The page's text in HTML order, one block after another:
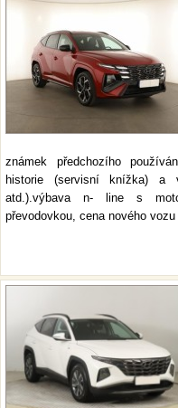
známek předchozího
historie (servisní knížka) a
atd.).výbava n- line s
převodovkou, cena nového